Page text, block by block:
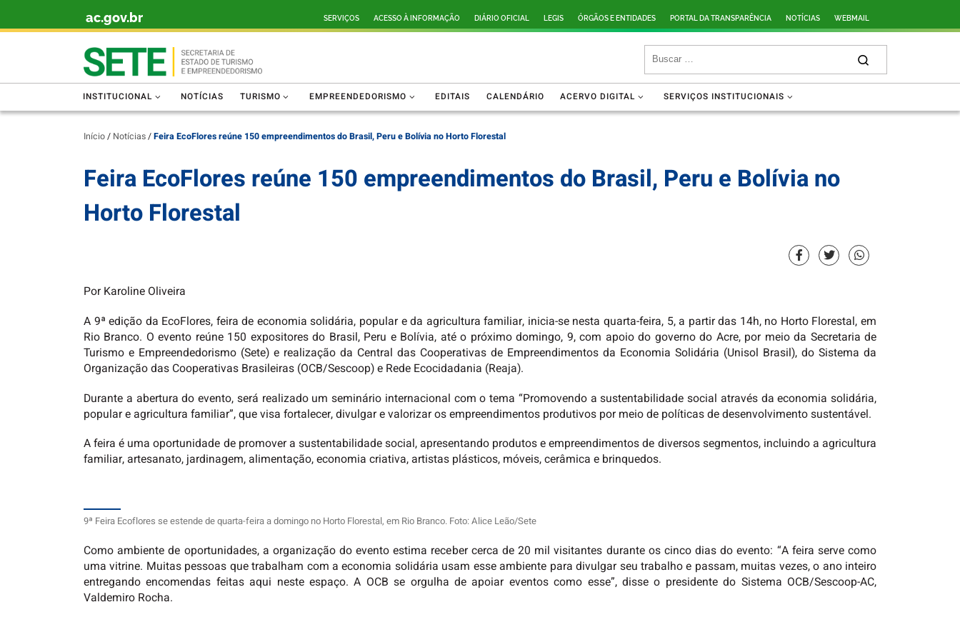
ac.gov.br SERVIÇOS ACESSO À INFORMAÇÃO DIÁRIO OFICIAL LEGIS ÓRGÃOS E ENTIDADES PORTAL DA TRANSPARÊNCIA NOTÍCIAS WEBMAIL
INSTITUCIONAL NOTÍCIAS TURISMO EMPREENDEDORISMO EDITAIS CALENDÁRIO ACERVO DIGITAL SERVIÇOS INSTITUCIONAIS
Início/ Notícias/Feira EcoFlores reúne 150 empreendimentos do Brasil, Peru e Bolívia no Horto Florestal
Feira EcoFlores reúne 150 empreendimentos do Brasil, Peru e Bolívia no
Horto Florestal
Por Karoline Oliveira
A 9ª edição da EcoFlores, feira de economia solidária, popular e da agricultura familiar, inicia-se nesta quarta-feira, 5, a partir das 14h, no Horto Florestal, em
Rio Branco. O evento reúne 150 expositores do Brasil, Peru e Bolívia, até o próximo domingo, 9, com apoio do governo do Acre, por meio da Secretaria de
Turismo e Empreendedorismo (Sete) e realização da Central das Cooperativas de Empreendimentos da Economia Solidária (Unisol Brasil), do Sistema da
Organização das Cooperativas Brasileiras (OCB/Sescoop) e Rede Ecocidadania (Reaja).
Durante a abertura do evento, será realizado um seminário internacional com o tema “Promovendo a sustentabilidade social através da economia solidária,
popular e agricultura familiar”, que visa fortalecer, divulgar e valorizar os empreendimentos produtivos por meio de políticas de desenvolvimento sustentável.
A feira é uma oportunidade de promover a sustentabilidade social, apresentando produtos e empreendimentos de diversos segmentos, incluindo a agricultura
familiar, artesanato, jardinagem, alimentação, economia criativa, artistas plásticos, móveis, cerâmica e brinquedos.
9ª Feira Ecoflores se estende de quarta-feira a domingo no Horto Florestal, em Rio Branco. Foto: Alice Leão/Sete
Como ambiente de oportunidades, a organização do evento estima receber cerca de 20 mil visitantes durante os cinco dias do evento: “A feira serve como
uma vitrine. Muitas pessoas que trabalham com a economia solidária usam esse ambiente para divulgar seu trabalho e passam, muitas vezes, o ano inteiro
entregando encomendas feitas aqui neste espaço. A OCB se orgulha de apoiar eventos como esse”, disse o presidente do Sistema OCB/Sescoop-AC,
Valdemiro Rocha.